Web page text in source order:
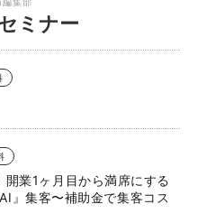
ミナー
業1ヶ月目から満席にする
』集客〜補助金で集客コス